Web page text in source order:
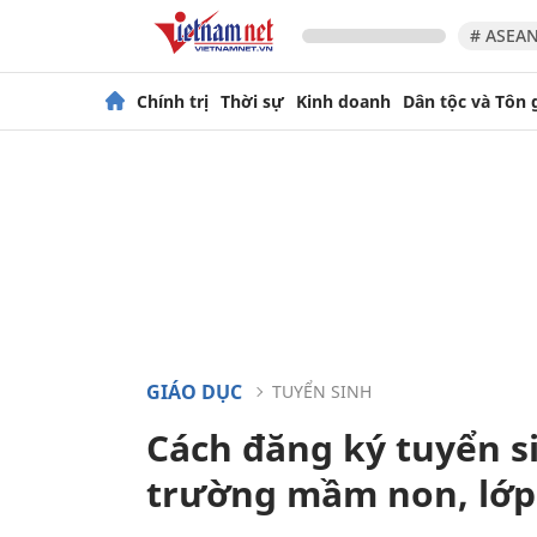
#
Chính trị Thời sự Kinh doanh Dân tộc và Tôn
GIÁO DỤC TUYỂN SINH
Cách đăng ký tuyển
trường mầm non,